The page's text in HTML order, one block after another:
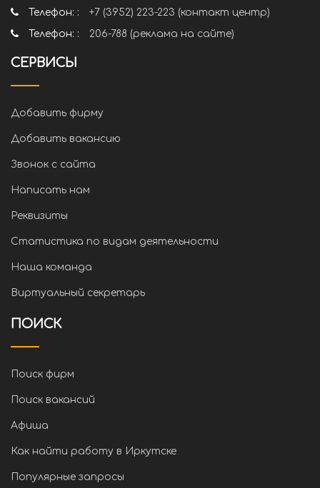
Телефон: :
+7 (3952) 223-223 (контакт центр)
Телефон: :
206-788 (реклама на сайте)
СЕРВИСЫ
Добавить фирму
Добавить вакансию
Звонок с сайта
Написать нам
Реквизиты
Статистика по видам деятельности
Наша команда
Виртуальный секретарь
ПОИСК
Поиск фирм
Поиск вакансий
Афиша
Как найти работу в Иркутске
Популярные запросы